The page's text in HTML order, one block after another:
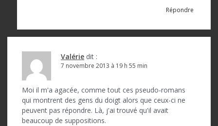
Répondre
Valérie dit :
7 novembre 2013 à 19 h 55 min
Moi il m'a agacée, comme tout ces pseudo-romans
qui montrent des gens du doigt alors que ceux-ci ne
peuvent pas répondre. Là, j'ai trouvé qu'il avait
beaucoup de suppositions.